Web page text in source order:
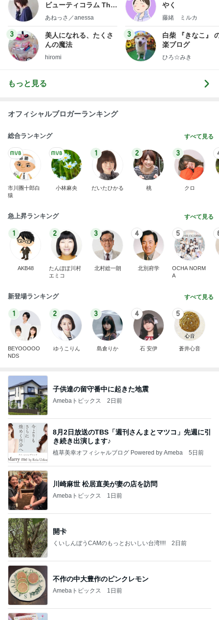
ビューティコラム The
little minimalist's bea
あねっさ／anessa
3
美人になれる、たくさ
んの魔法
hiromi
やく
藤緒 ミルカ
3
白柴 『きなこ』
楽ブログ
ひろ☆みき
もっと見る
オフィシャルブロガーランキング
総合ランキング すべて見る
市川團十郎白
猿
小林麻央
1
だいたひかる
2
桃
3
クロ
急上昇ランキング すべて見る
1
AKB48
2
たんぽぽ川村
エミコ
3
北村総一朗
4
北別府学
5
OCHA NORM
A
新登場ランキング すべて見る
1
BEYOOOOO
NDS
2
ゆうこりん
3
島倉りか
4
石 安伊
5
蒼井心音
子供達の留守番中に起きた地震
Amebaトピックス 2日前
8月2日放送のTBS「週刊さんまとマツコ」先週に引
き続き出演します♪
植草美幸オフィシャルブログ Powered by Ameba 5日前
川崎麻世 松居直美が妻の店を訪問
Amebaトピックス 1日前
開卡
くいしんぼうCAMのもっとおいしい台湾!!!! 2日前
不作の中大豊作のピンクレモン
Amebaトピックス 1日前